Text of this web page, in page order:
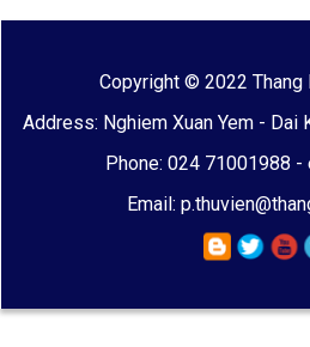
Copyright © 2022 Thang
Address: Nghiem Xuan Yem - Dai
Phone: 024 71001988 -
Email: